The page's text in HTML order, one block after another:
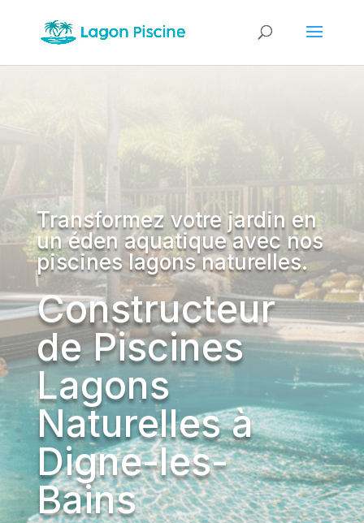
Transformez votre jardin en
un éden aquatique avec nos
piscines lagons naturelles.
Constructeur
de Piscines
Lagons
Naturelles à
Digne-les-
Bains